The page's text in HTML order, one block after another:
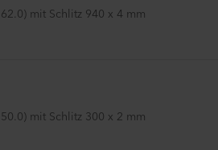
mit Schlitz 940 x 4 mm
mit Schlitz 300 x 2 mm